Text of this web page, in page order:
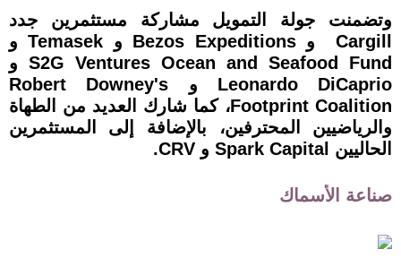
وتضمنت جولة التمويل مشاركة مستثمرين جدد
Cargill و Bezos Expeditions و Temasek و
S2G Ventures Ocean and Seafood Fund و
Leonardo DiCaprio و Robert Downey's
Footprint Coalition، كما شارك العديد من الطهاة
والرياضيين المحترفين، بالإضافة إلى المستثمرين
الحاليين Spark Capital و CRV.
صناعة الأسماك